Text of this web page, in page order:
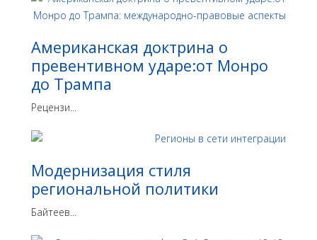
Американская доктрина о
превентивном ударе:от Монро
до Трампа
Рецензи...
Модернизация стиля
региональной политики
Байтеев...